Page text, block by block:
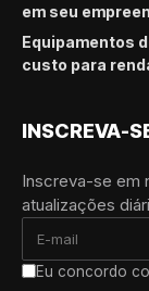
em seu
Equipamentos
custo para
INSCREVA-
Inscreva-se em
atualizações
Eu concordo